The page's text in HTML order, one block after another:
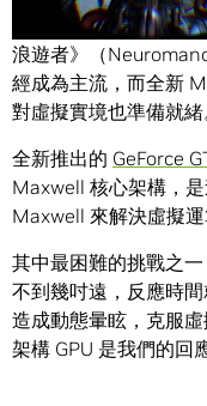
我們在電影和書籍裡
浪遊者》（
經成為主流，而全新
對虛擬實境也準備就緒
全新推出的 GeForce
Maxwell 核心架構，
Maxwell 來解決虛擬運
其中最困難的挑戰之
不到幾吋遠，反應時
造成動態暈眩，克服
架構 GPU 是我們的回應